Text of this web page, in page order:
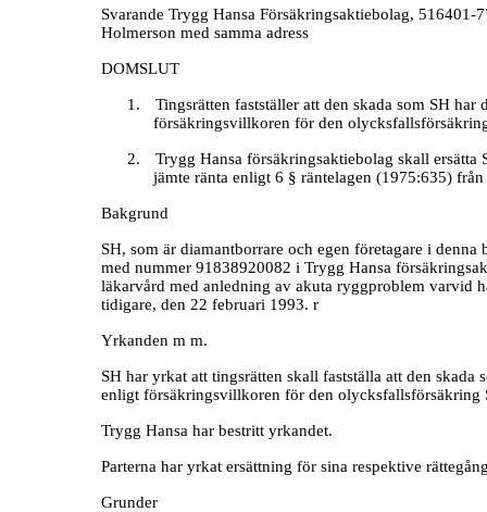
Svarande Trygg Hansa Försäkringsaktiebolag,
Holmerson med samma adress
DOMSLUT
1.
Tingsrätten fastställer att den skada som SH
försäkringsvillkoren för den
2.
Trygg Hansa försäkringsaktiebolag skall
jämte ränta enligt 6 § räntelagen (1975:635)
Bakgrund
SH, som är diamantborrare och egen företagare i
med nummer 91838920082 i Trygg Hansa
läkarvård med anledning av akuta ryggproblem varvid
tidigare, den 22 februari 1993. r
Yrkanden m m.
SH har yrkat att tingsrätten skall fastställa att den
enligt försäkringsvillkoren för den olycksfallsförsäkring
Trygg Hansa har bestritt yrkandet.
Parterna har yrkat ersättning för sina respektive
Grunder